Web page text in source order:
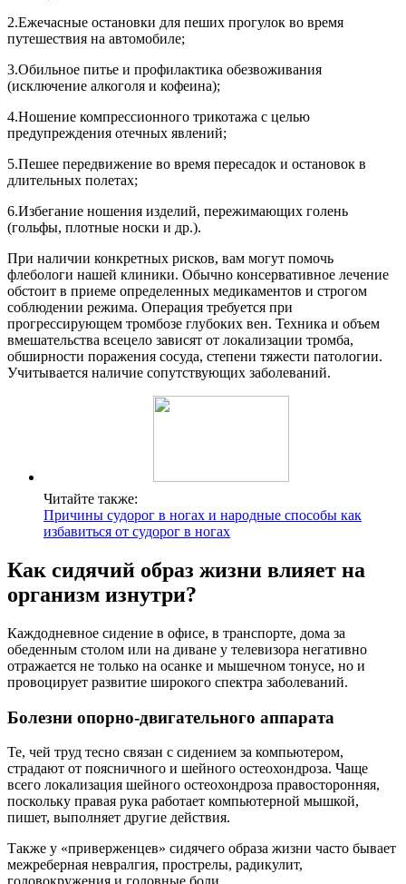
2.Ежечасные остановки для пеших прогулок во время
путешествия на автомобиле;
3.Обильное питье и профилактика обезвоживания
(исключение алкоголя и кофеина);
4.Ношение компрессионного трикотажа с целью
предупреждения отечных явлений;
5.Пешее передвижение во время пересадок и остановок в
длительных полетах;
6.Избегание ношения изделий, пережимающих голень
(гольфы, плотные носки и др.).
При наличии конкретных рисков, вам могут помочь
флебологи нашей клиники. Обычно консервативное лечение
обстоит в приеме определенных медикаментов и строгом
соблюдении режима. Операция требуется при
прогрессирующем тромбозе глубоких вен. Техника и объем
вмешательства всецело зависят от локализации тромба,
обширности поражения сосуда, степени тяжести патологии.
Учитывается наличие сопутствующих заболеваний.
Читайте также:
Причины судорог в ногах и народные способы как
избавиться от судорог в ногах
Как сидячий образ жизни влияет на
организм изнутри?
Каждодневное сидение в офисе, в транспорте, дома за
обеденным столом или на диване у телевизора негативно
отражается не только на осанке и мышечном тонусе, но и
провоцирует развитие широкого спектра заболеваний.
Болезни опорно-двигательного аппарата
Те, чей труд тесно связан с сидением за компьютером,
страдают от поясничного и шейного остеохондроза. Чаще
всего локализация шейного остеохондроза правосторонняя,
поскольку правая рука работает компьютерной мышкой,
пишет, выполняет другие действия.
Также у «приверженцев» сидячего образа жизни часто бывает
межреберная невралгия, прострелы, радикулит,